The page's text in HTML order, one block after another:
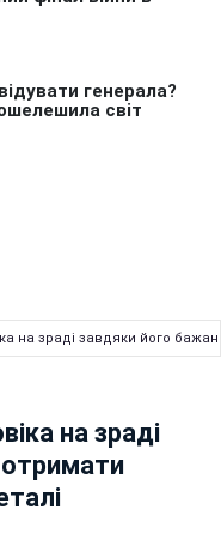
на зраді завдяки його
на зраді